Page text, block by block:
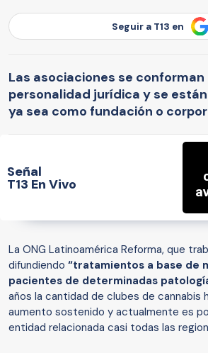
Seguir a T13 en
Las asociaciones se conforman
personalidad jurídica y se
ya sea como fundación o
Señal
T13 En Vivo
La ONG Latinoamérica Reforma, que
difundiendo “tratamientos a base de
pacientes de determinadas
años la cantidad de clubes de cannabis
aumento sostenido y actualmente es
entidad relacionada casi todas las